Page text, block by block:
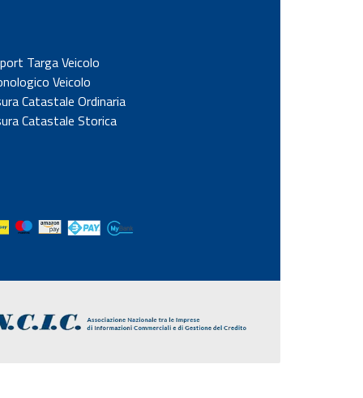
Targa Veicolo
Veicolo
Catastale Ordinaria
Catastale Storica